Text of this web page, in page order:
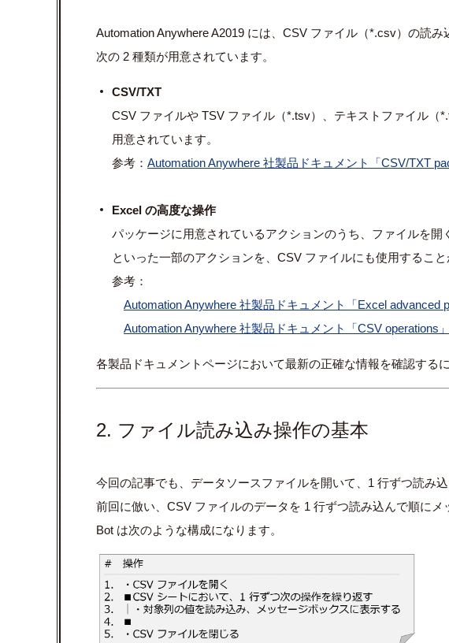
Automation Anywhere A2019 には、CSV ファイル（*.csv）の読み
次の 2 種類が用意されています。
CSV/TXT
CSV ファイルや TSV ファイル（*.tsv）、テキストファイル（
用意されています。
参考： Automation Anywhere 社製品ドキュメント「CSV/TXT
Excel の高度な操作
パッケージに用意されているアクションのうち、ファイルを開
といった一部のアクションを、CSV ファイルにも使用すること
参考：
Automation Anywhere 社製品ドキュメント「Excel advanced
Automation Anywhere 社製品ドキュメント「CSV operations」
各製品ドキュメントページにおいて最新の正確な情報を確認する
2. ファイル読み込み操作の基本
今回の記事でも、データソースファイルを開いて、1 行ずつ読み
前回に倣い、CSV ファイルのデータを 1 行ずつ読み込んで順にメ
Bot は次のような構成になります。